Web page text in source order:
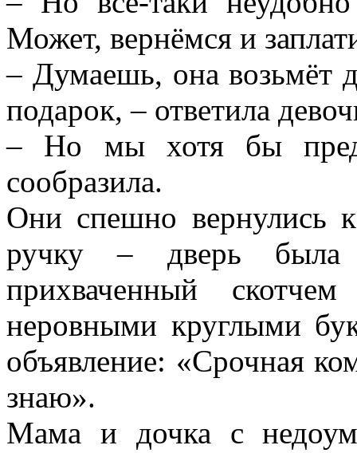
Может, вернёмся и
– Думаешь, она возьмёт
подарок, – ответила
– Но мы хотя бы
сообразила.
Они спешно вернулись
ручку – дверь была
прихваченный
неровными круглыми
объявление: «Срочная
знаю».
Мама и дочка с